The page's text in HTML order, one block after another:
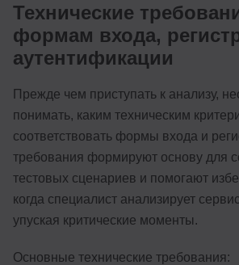
Технические
формам входа,
аутентификации
Прежде чем приступать к анализу,
понимать, каким техническим
соответствовать формы входа и
требования формируют основу для
тестовых сценариев и помогают
когда специалист анализирует
упуская критические моменты.
Основные технические требования: